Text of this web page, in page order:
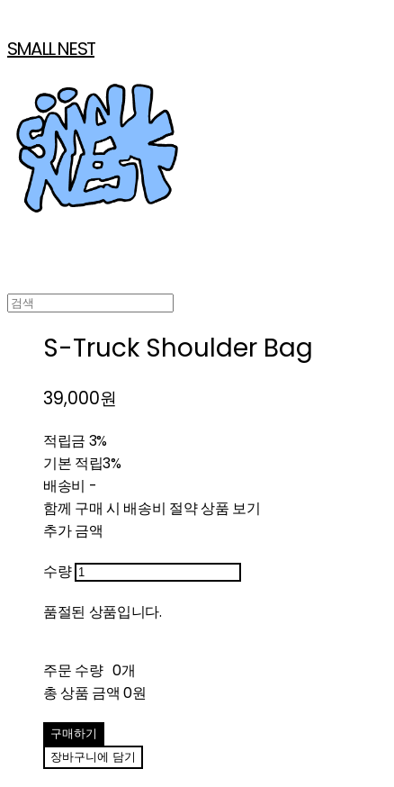
SMALL NEST
S-Truck Shoulder Bag
39,000원
적립금 3%
기본 적립3%
배송비 -
함께 구매 시 배송비 절약 상품 보기
추가 금액
수량
품절된 상품입니다.
주문 수량 0개
총 상품 금액 0원
구매하기
장바구니에 담기